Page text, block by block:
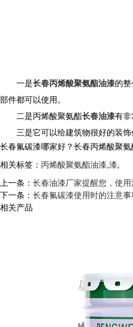
一是长春丙烯酸聚氨酯油漆的
部件都可以使用。
二是丙烯酸聚氨酯长春油漆有
三是它可以给建筑物很好的装饰
长春氟碳漆哪家好？长春丙烯酸聚
相关标签： 丙烯酸聚氨酯油漆,漆,
上一条： 长春油漆厂家提醒您，使
下一条： 长春氟碳漆使用时的注意
相关产品